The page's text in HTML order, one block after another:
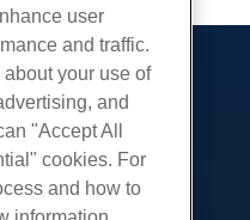
user
and traffic.
your use of
and
"Accept All
cookies. For
and how to